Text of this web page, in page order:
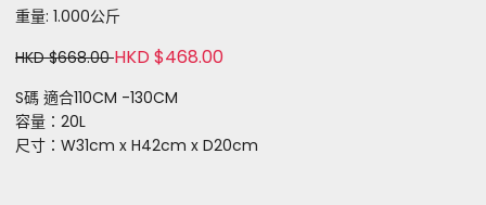
重量: 1.000公斤
HKD $668.00HKD $468.00
S碼 適合110CM -130CM
容量：20L
尺寸：W31cm x H42cm x D20cm